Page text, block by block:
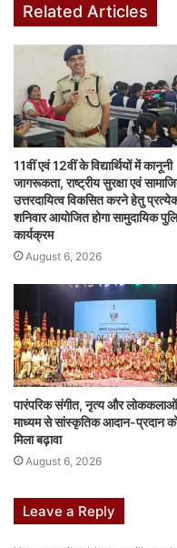
o
o
k
p
p
n
Related Articles
11वीं एवं 12वीं के विद्यार्थियों में कानूनी
जागरूकता, राष्ट्रीय सुरक्षा एवं
उत्तरदायित्व विकसित करने हेतु
शनिवार आयोजित होगा सामुदायिक
कार्यक्रम
August 6, 2026
पारंपरिक संगीत, नृत्य और
माध्यम से सांस्कृतिक आदान-प्रदान
मिला बढ़ावा
August 6, 2026
Leave a Reply